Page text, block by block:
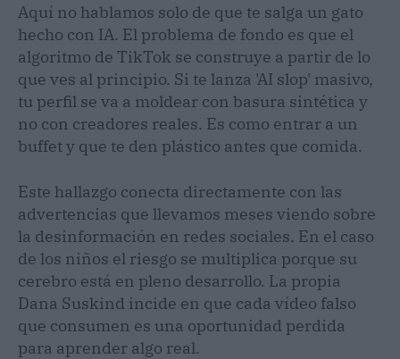
Aquí no hablamos solo de que te salga un gato
hecho con IA. El problema de fondo es que el
algoritmo de TikTok se construye a partir de lo
que ves al principio. Si te lanza 'AI slop' masivo,
tu perfil se va a moldear con basura sintética y
no con creadores reales. Es como entrar a un
buffet y que te den plástico antes que comida.
Este hallazgo conecta directamente con las
advertencias que llevamos meses viendo sobre
la desinformación en redes sociales. En el caso
de los niños el riesgo se multiplica porque su
cerebro está en pleno desarrollo. La propia
Dana Suskind incide en que cada vídeo falso
que consumen es una oportunidad perdida
para aprender algo real.